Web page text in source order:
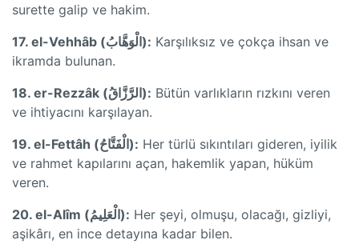
surette galip ve hakim.
17. el-Vehhâb (الْوَهَّابُ): Karşılıksız ve çokça ihsan ve
ikramda bulunan.
18. er-Rezzâk (الرَّزَّاقُ): Bütün varlıkların rızkını veren
ve ihtiyacını karşılayan.
19. el-Fettâh (الْفَتَّاحُ): Her türlü sıkıntıları gideren, iyilik
ve rahmet kapılarını açan, hakemlik yapan, hüküm
veren.
20. el-Alîm (الْعَلِيمُ): Her şeyi, olmuşu, olacağı, gizliyi,
aşikârı, en ince detayına kadar bilen.